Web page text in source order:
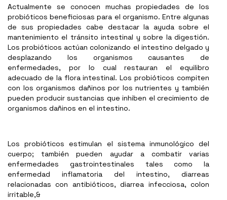
Actualmente se conocen muchas propiedades de los
probióticos beneficiosas para el organismo. Entre algunas
de sus propiedades cabe destacar la ayuda sobre el
mantenimiento el tránsito intestinal y sobre la digestión.
Los probióticos actúan colonizando el intestino delgado y
desplazando los organismos causantes de
enfermedades, por lo cual restauran el equilibro
adecuado de la flora intestinal. Los probióticos compiten
con los organismos dañinos por los nutrientes y también
pueden producir sustancias que inhiben el crecimiento de
organismos dañinos en el intestino.
Los probióticos estimulan el sistema inmunológico del
cuerpo; también pueden ayudar a combatir varias
enfermedades gastrointestinales tales como la
enfermedad inflamatoria del intestino, diarreas
relacionadas con antibióticos, diarrea infecciosa, colon
irritable,&